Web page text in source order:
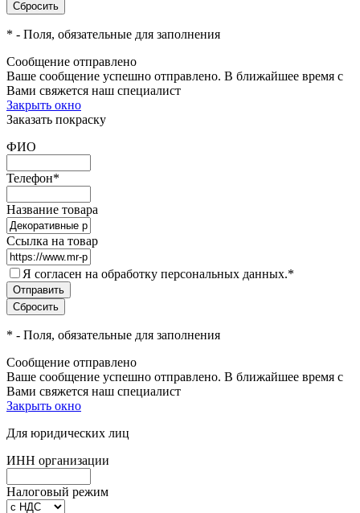
* - Поля, обязательные для заполнения
Сообщение отправлено
Ваше сообщение успешно отправлено. В ближайшее время с
Вами свяжется наш специалист
Закрыть окно
Заказать покраску
ФИО
Телефон*
Название товара
Ссылка на товар
Я согласен на обработку персональных данных.*
* - Поля, обязательные для заполнения
Сообщение отправлено
Ваше сообщение успешно отправлено. В ближайшее время с
Вами свяжется наш специалист
Закрыть окно
Для юридических лиц
ИНН организации
Налоговый режим